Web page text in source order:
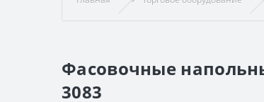
Фасовочные
3083